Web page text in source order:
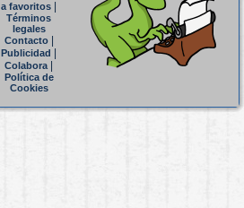
a favoritos
Términos
legales
Contacto|
Publicidad
Colabora|
Política de
Cookies